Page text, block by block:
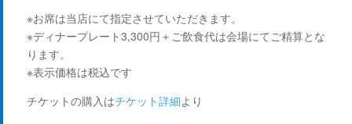
※お席は当店にて指定させていただきます。
※ディナープレート3,300円＋ご飲食代は会場にてご精算とな
ります。
※表示価格は税込です
チケットの購入はチケット詳細より